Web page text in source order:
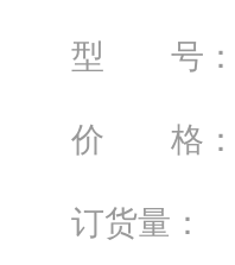
型 号：
价 格：
订货量：